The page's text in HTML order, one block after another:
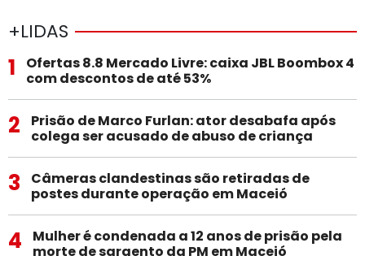
+LIDAS
1
Ofertas 8.8 Mercado Livre: caixa JBL Boombox 4
com descontos de até 53%
2
Prisão de Marco Furlan: ator desabafa após
colega ser acusado de abuso de criança
3
Câmeras clandestinas são retiradas de
postes durante operação em Maceió
4
Mulher é condenada a 12 anos de prisão pela
morte de sargento da PM em Maceió